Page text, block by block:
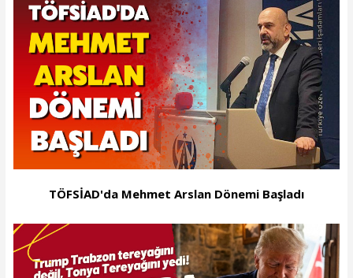
TÖFSİAD'da Mehmet Arslan Dönemi Başladı